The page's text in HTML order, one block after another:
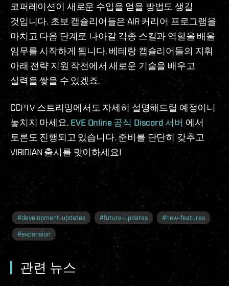
코퍼레이션이 새로운 수입을 얻을 방법도 생길
것입니다. 초보 캡슐리어들은 AIR 커리어 프로그램을
마치고 다음 단계로 나아갈 각종 스킬과 역할을 배울
임무를 시작하게 됩니다. 베테랑 캡슐리어들의 지휘
아래 전략 지원 작전에서 새로운 기술을 배우고
실력을 쌓을 수 있겠죠.
CCPTV 스트리밍에서도 자세히 설명해드릴 예정이니
놓치지 마세요. EVE Online 공식 Discord 서버 에서
토론도 진행되고 있습니다. 준비를 단단히 갖추고
VIRIDIAN 출시를 맞이하세요!
#development-updates #future-updates #new-features
#expansion
관련 뉴스